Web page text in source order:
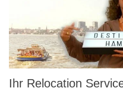
Ihr Relocation